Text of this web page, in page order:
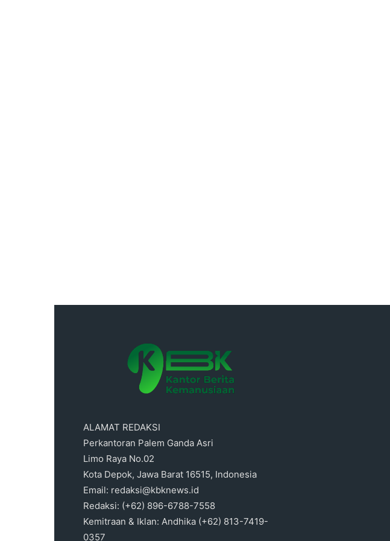
ALAMAT REDAKSI
Perkantoran Palem Ganda Asri
Limo Raya No.02
Kota Depok, Jawa Barat 16515, Indonesia
Email: redaksi@kbknews.id
Redaksi: (+62) 896-6788-7558
Kemitraan & Iklan: Andhika (+62) 813-7419-
0357